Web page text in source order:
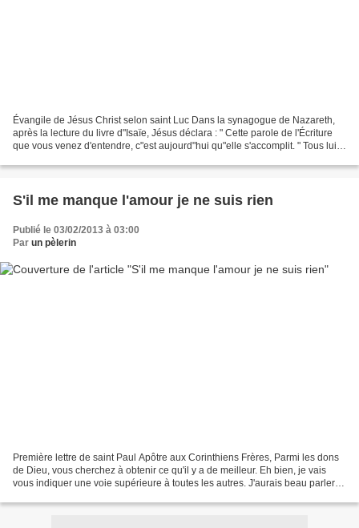
Évangile de Jésus Christ selon saint Luc Dans la synagogue de Nazareth,
après la lecture du livre d"Isaïe, Jésus déclara : " Cette parole de l'Écriture
que vous venez d'entendre, c"est aujourd"hui qu"elle s'accomplit. " Tous lui
S'il me manque l'amour je ne suis rien
Publié le 03/02/2013 à 03:00
Par un pèlerin
Première lettre de saint Paul Apôtre aux Corinthiens Frères, Parmi les dons
de Dieu, vous cherchez à obtenir ce qu'il y a de meilleur. Eh bien, je vais
vous indiquer une voie supérieure à toutes les autres. J'aurais beau parler